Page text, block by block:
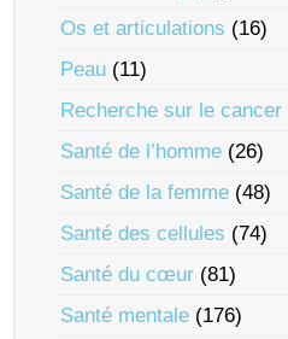
Os et articulations (16)
Peau (11)
Recherche sur le cancer
Santé de l’homme (26)
Santé de la femme (48)
Santé des cellules (74)
Santé du cœur (81)
Santé mentale (176)